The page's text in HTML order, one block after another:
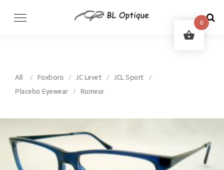
All Foxboro JC Levet
JCL Sport
Placebo Eyewear
Rumeur
0